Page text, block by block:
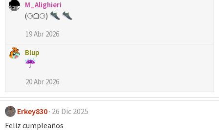
M_Alighieri
(⚆ᗝ⚆)
19 Abr 2026
Blup
20 Abr 2026
Erkey830 26 Dic 2025
Feliz cumpleaños